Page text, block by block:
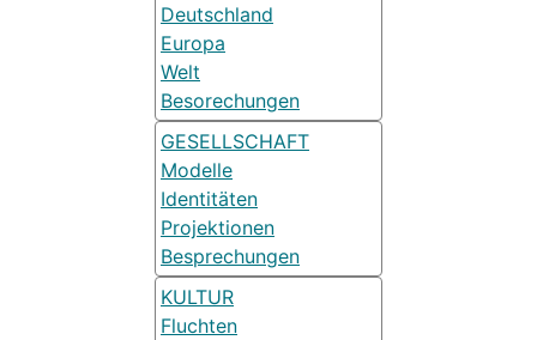
Deutschland
Europa
Welt
Besorechungen
GESELLSCHAFT
Modelle
Identitäten
Projektionen
Besprechungen
KULTUR
Fluchten